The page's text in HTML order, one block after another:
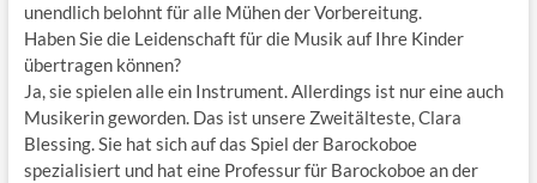
unendlich belohnt für alle Mühen der Vorbereitung.
Haben Sie die Leidenschaft für die Musik auf Ihre Kinder
übertragen können?
Ja, sie spielen alle ein Instrument. Allerdings ist nur eine auch
Musikerin geworden. Das ist unsere Zweitälteste, Clara
Blessing. Sie hat sich auf das Spiel der Barockoboe
spezialisiert und hat eine Professur für Barockoboe an der